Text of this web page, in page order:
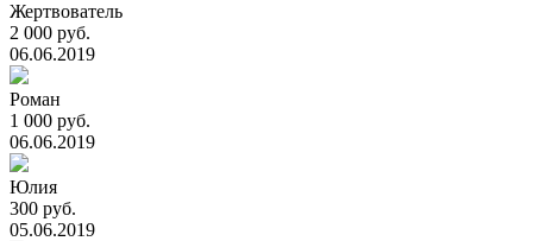
Жертвователь
2 000 руб.
06.06.2019
Роман
1 000 руб.
06.06.2019
Юлия
300 руб.
05.06.2019